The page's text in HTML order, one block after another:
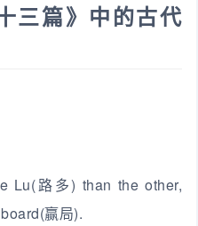
三篇》中的古代
Lu(路多) than the other,
赢局).